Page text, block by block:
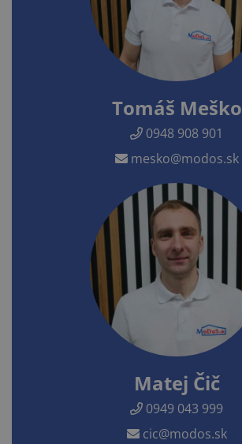
Tomáš Meško
0948 908 901
mesko@modos.sk
Matej Čič
0949 043 999
cic@modos.sk